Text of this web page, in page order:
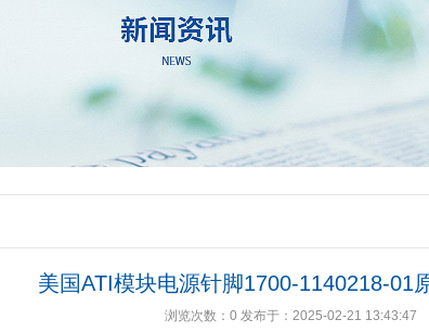
美国ATI模块电源针脚1700-1140218-01
浏览次数： 0 发布于：2025-02-21 13:43:47